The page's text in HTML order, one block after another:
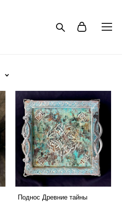
Поднос Древние тайны